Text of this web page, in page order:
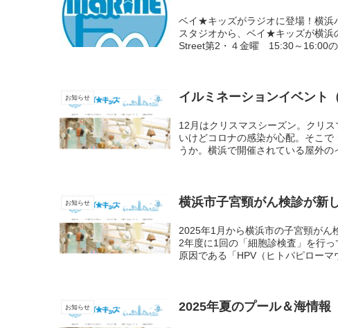
ベイ★キッズがラジオに登場！横浜
スタジオから、ベイ★キッズが横浜
Street第2・４金曜 15:30～16:00の
お知らせ イルミネーションイベント
12月はクリスマスシーズン。クリ
いけどコロナの感染が心配。そこ
うか。横浜で開催されている屋外
お知らせ 横浜市子宮頸がん検診が新
2025年1月から横浜市の子宮頸がん
2年度に1回の「細胞診検査」を行
原因である「HPV（ヒトパピローマ
お知らせ 2025年夏のプール＆海情報